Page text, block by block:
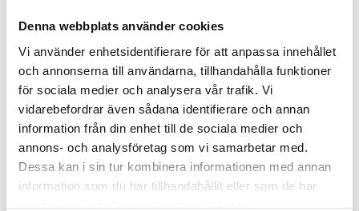
Denna webbplats använder cookies
Vi använder enhetsidentifierare för att anpassa innehållet
och annonserna till användarna, tillhandahålla funktioner
för sociala medier och analysera vår trafik. Vi
vidarebefordrar även sådana identifierare och annan
information från din enhet till de sociala medier och
annons- och analysföretag som vi samarbetar med.
Dessa kan i sin tur kombinera informationen med annan
information som du har tillhandahållit eller som de har
2 dl
Socker
2 dl
Vetemjöl
Lakritskola:
2 dl
Socker
2 dl
Ljus sirap